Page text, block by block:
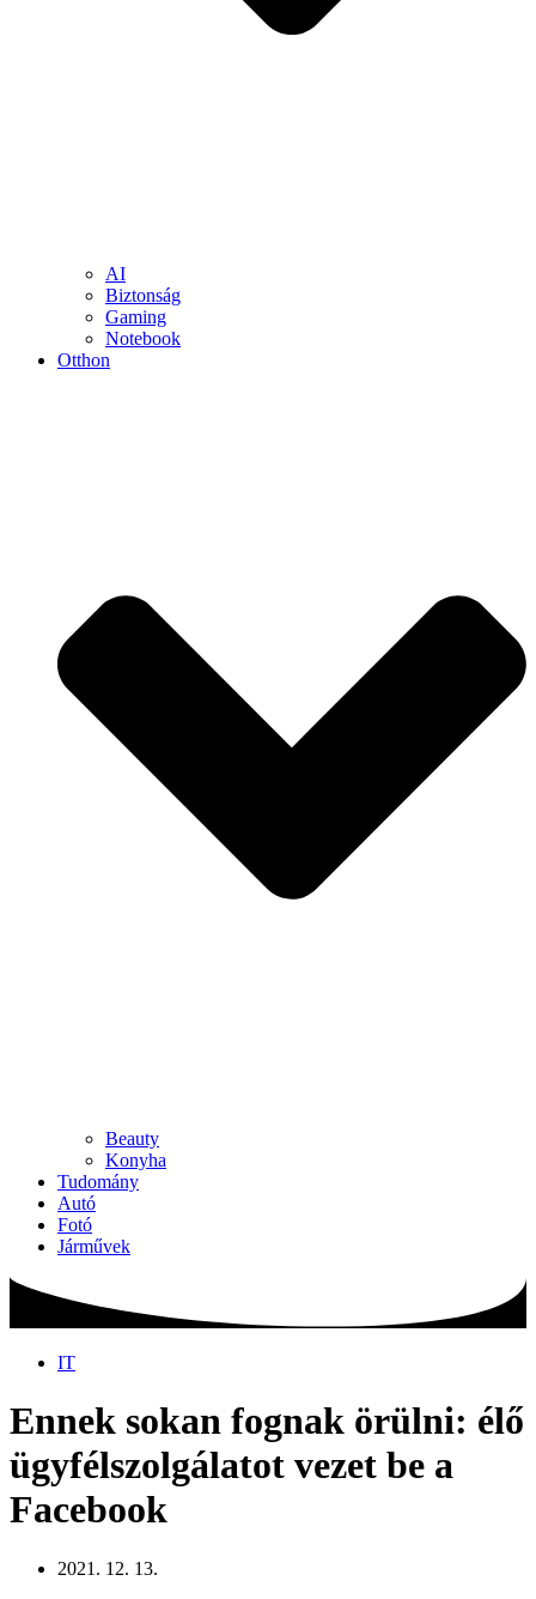
AI
Biztonság
Gaming
Notebook
Otthon
Beauty
Konyha
Tudomány
Autó
Fotó
Járművek
IT
Ennek sokan fognak örülni: élő
ügyfélszolgálatot vezet be a
Facebook
2021. 12. 13.